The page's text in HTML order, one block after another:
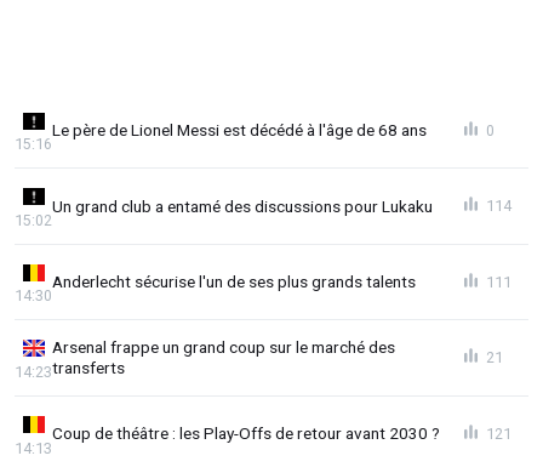
Le père de Lionel Messi est décédé à l'âge de 68 ans
15:16
0
Un grand club a entamé des discussions pour Lukaku
15:02
114
Anderlecht sécurise l'un de ses plus grands talents
14:30
111
Arsenal frappe un grand coup sur le marché des
transferts
14:23
21
Coup de théâtre : les Play-Offs de retour avant 2030 ?
14:13
121